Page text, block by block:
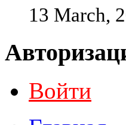
13 March,
Войти